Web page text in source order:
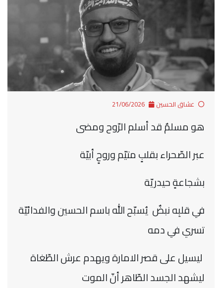
عشاق الحسين
هو مسلمٌ قد أسلم الرّوح ومضى
عبر الصّحراء بقلبٍ متيّم وروحٍ أبيّة
بشجاعةٍ حيدريّة
في قلبِه نبضٌ يُسبّح الله باسم الحسين والفدائيّة
تسري في دمه
ليسيل على قصر الامارة ويهدم عرش الطّغاة
ليشهد الجسد الطّاهر أنّ الموت